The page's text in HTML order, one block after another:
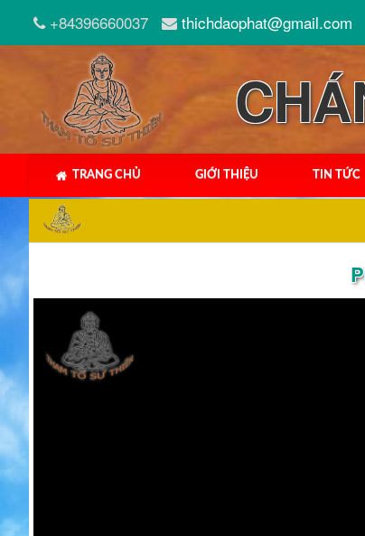
+84396660037 thichdaophat@gmail.com
TRANG CHỦ GIỚI THIỆU TIN TỨC